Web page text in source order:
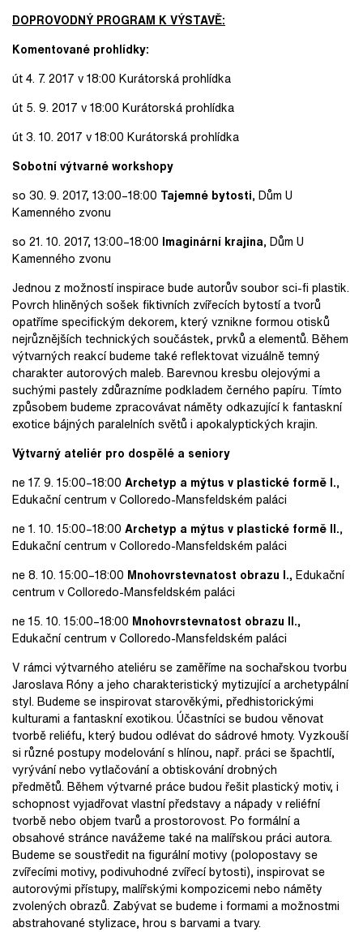
DOPROVODNÝ PROGRAM K VÝSTAVĚ:
Komentované prohlídky:
út 4. 7. 2017 v 18:00 Kurátorská prohlídka
út 5. 9. 2017 v 18:00 Kurátorská prohlídka
út 3. 10. 2017 v 18:00 Kurátorská prohlídka
Sobotní výtvarné workshopy
so 30. 9. 2017, 13:00–18:00 Tajemné bytosti, Dům U
Kamenného zvonu
so 21. 10. 2017, 13:00–18:00 Imaginární krajina, Dům U
Kamenného zvonu
Jednou z možností inspirace bude autorův soubor sci-fi plastik.
Povrch hliněných sošek fiktivních zvířecích bytostí a tvorů
opatříme specifickým dekorem, který vznikne formou otisků
nejrůznějších technických součástek, prvků a elementů. Během
výtvarných reakcí budeme také reflektovat vizuálně temný
charakter autorových maleb. Barevnou kresbu olejovými a
suchými pastely zdůrazníme podkladem černého papíru. Tímto
způsobem budeme zpracovávat náměty odkazující k fantaskní
exotice bájných paralelních světů i apokalyptických krajin.
Výtvarný ateliér pro dospělé a seniory
ne 17. 9. 15:00–18:00 Archetyp a mýtus v plastické formě I.,
Edukační centrum v Colloredo-Mansfeldském paláci
ne 1. 10. 15:00–18:00 Archetyp a mýtus v plastické formě II.,
Edukační centrum v Colloredo-Mansfeldském paláci
ne 8. 10. 15:00–18:00 Mnohovrstevnatost obrazu I., Edukační
centrum v Colloredo-Mansfeldském paláci
ne 15. 10. 15:00–18:00 Mnohovrstevnatost obrazu II.,
Edukační centrum v Colloredo-Mansfeldském paláci
V rámci výtvarného ateliéru se zaměříme na sochařskou tvorbu
Jaroslava Róny a jeho charakteristický mytizující a archetypální
styl. Budeme se inspirovat starověkými, předhistorickými
kulturami a fantaskní exotikou. Účastníci se budou věnovat
tvorbě reliéfu, který budou odlévat do sádrové hmoty. Vyzkouší
si různé postupy modelování s hlínou, např. práci se špachtlí,
vyrývání nebo vytlačování a obtiskování drobných
předmětů. Během výtvarné práce budou řešit plastický motiv, i
schopnost vyjadřovat vlastní představy a nápady v reliéfní
tvorbě nebo objem tvarů a prostorovost. Po formální a
obsahové stránce navážeme také na malířskou práci autora.
Budeme se soustředit na figurální motivy (polopostavy se
zvířecími motivy, podivuhodné zvířecí bytosti), inspirovat se
autorovými přístupy, malířskými kompozicemi nebo náměty
zvolených obrazů. Zabývat se budeme i formami a možnostmi
abstrahované stylizace, hrou s barvami a tvary.